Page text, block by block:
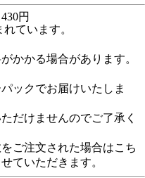
円
ています。
かかる場合があります。
ックでお届けいたしま
だけませんのでご了承く
ご注文された場合はこち
ていただきます。